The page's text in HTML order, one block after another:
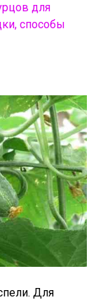
для
способы
Для